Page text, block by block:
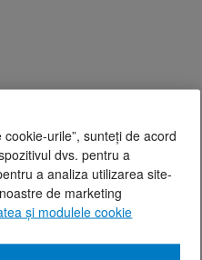
urile”, sunteți de acord
dvs. pentru a
a analiza utilizarea site-
de marketing
și modulele cookie